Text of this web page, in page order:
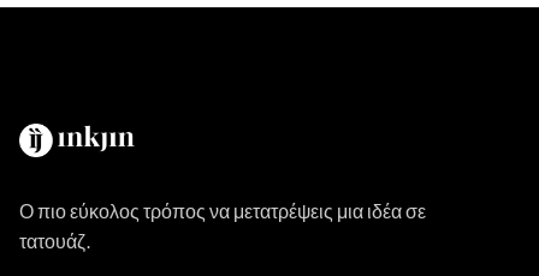
Ο πιο εύκολος τρόπος να μετατρέψεις μια ιδέα σε
τατουάζ.